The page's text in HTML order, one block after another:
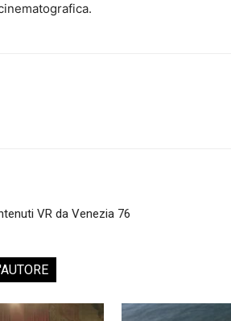
VR da Venezia 76